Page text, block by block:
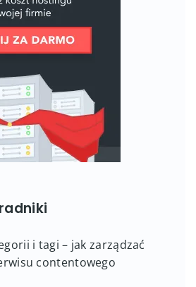
i tagi – jak zarządzać
contentowego